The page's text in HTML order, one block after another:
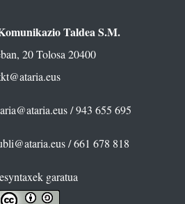
Taldea S.M.
20 Tolosa 20400
/ 943 655 695
/ 661 678 818
garatua